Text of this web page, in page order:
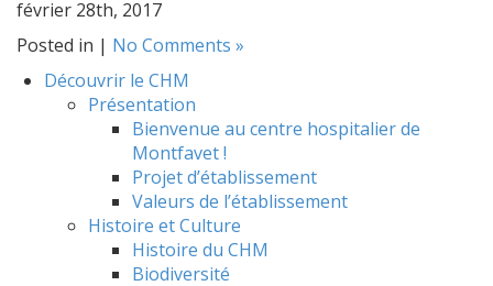
février 28th, 2017
Posted in | No Comments »
Découvrir le CHM
Présentation
Bienvenue au centre hospitalier de
Montfavet !
Projet d’établissement
Valeurs de l’établissement
Histoire et Culture
Histoire du CHM
Biodiversité